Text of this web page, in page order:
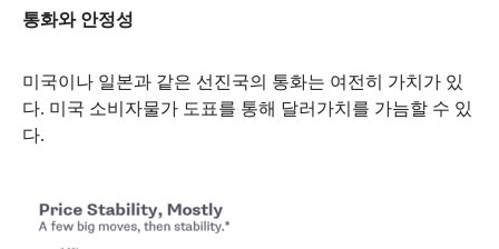
통화와 안정성
미국이나 일본과 같은 선진국의 통화는 여전히 가치가 있
다. 미국 소비자물가 도표를 통해 달러가치를 가늠할 수 있
다.